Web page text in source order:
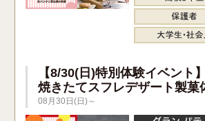
【8/30(日)特別体験イベント
焼きたてスフレデザート製菓
08月30日(日)～